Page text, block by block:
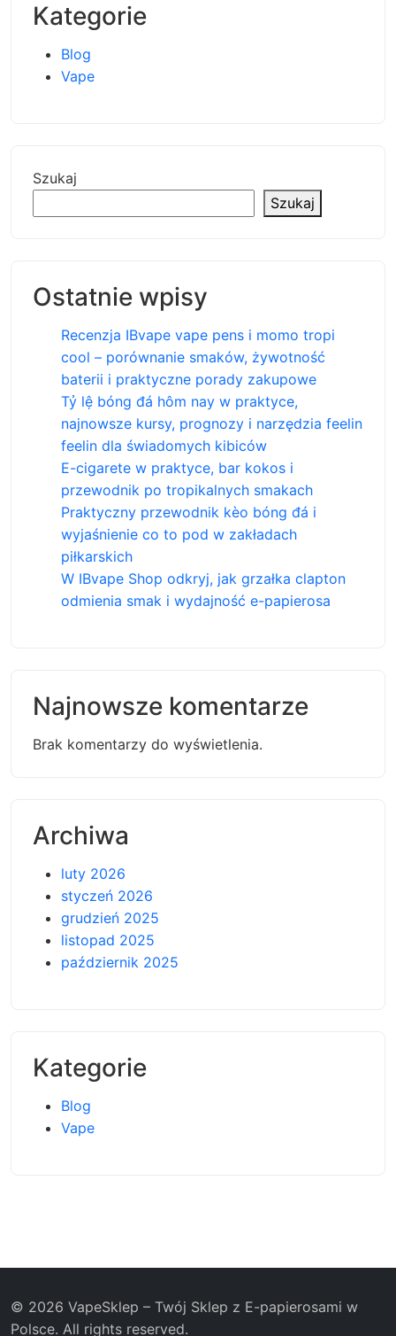
Kategorie
Blog
Vape
Szukaj
Szukaj
Ostatnie wpisy
Recenzja IBvape vape pens i momo tropi
cool – porównanie smaków, żywotność
baterii i praktyczne porady zakupowe
Tỷ lệ bóng đá hôm nay w praktyce,
najnowsze kursy, prognozy i narzędzia feelin
feelin dla świadomych kibiców
E-cigarete w praktyce, bar kokos i
przewodnik po tropikalnych smakach
Praktyczny przewodnik kèo bóng đá i
wyjaśnienie co to pod w zakładach
piłkarskich
W IBvape Shop odkryj, jak grzałka clapton
odmienia smak i wydajność e-papierosa
Najnowsze komentarze
Brak komentarzy do wyświetlenia.
Archiwa
luty 2026
styczeń 2026
grudzień 2025
listopad 2025
październik 2025
Kategorie
Blog
Vape
© 2026 VapeSklep – Twój Sklep z E-papierosami w
Polsce. All rights reserved.